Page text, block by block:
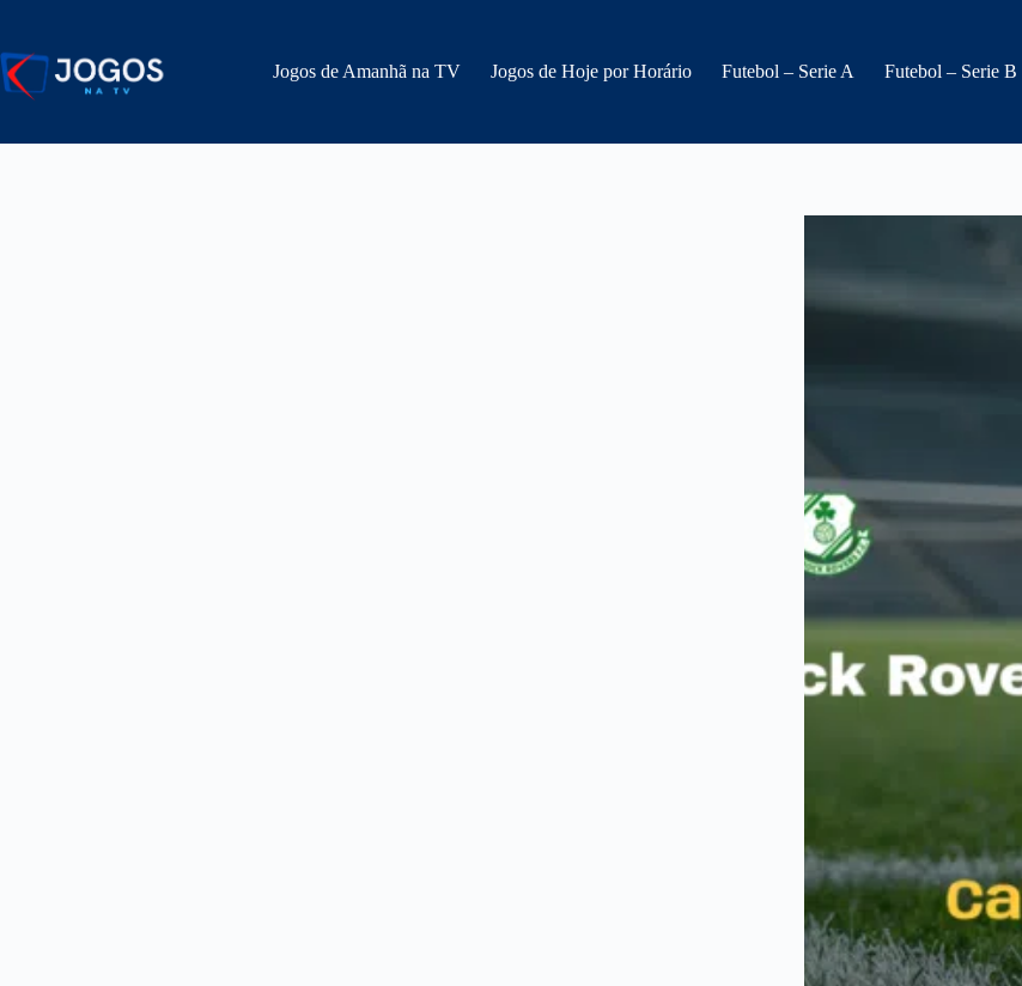
o
conteúdo
Jogos de Amanhã na TV Jogos de Hoje por Horário Futebol – Serie A Futebol – Serie B